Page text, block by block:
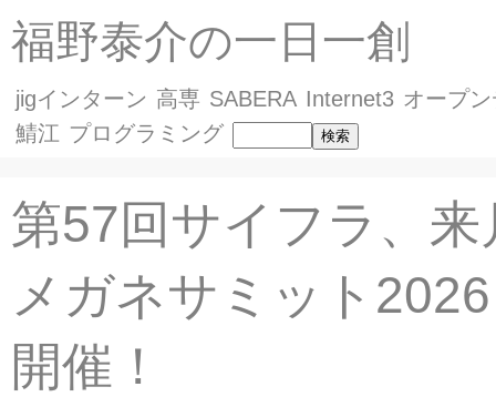
福野泰介の一日一創
jigインターン 高専 SABERA Internet3 オープ
鯖江 プログラミング
第57回サイフラ、来
メガネサミット
開催！